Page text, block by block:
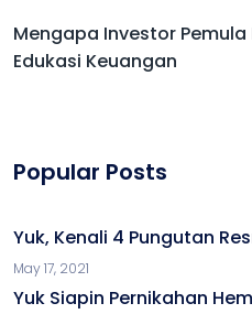
Mengapa Investor Pemula
Edukasi Keuangan
Popular Posts
Yuk, Kenali 4 Pungutan
May 17, 2021
Yuk Siapin Pernikahan